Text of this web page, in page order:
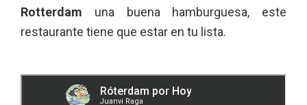
Rotterdam una buena hamburguesa, este
restaurante tiene que estar en tu lista.